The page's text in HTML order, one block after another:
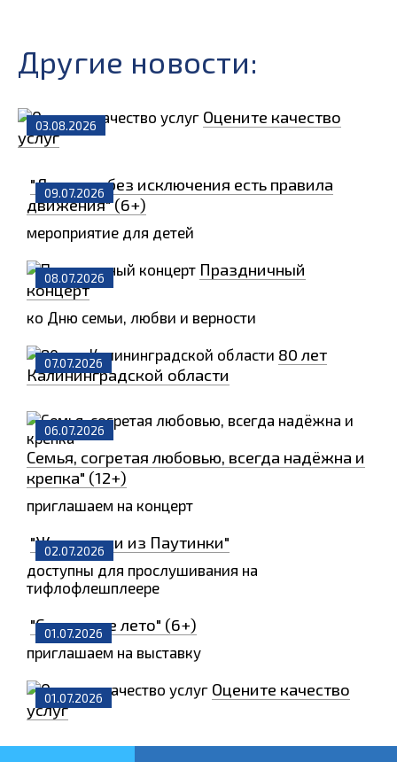
Другие новости:
03.08.2026
Оцените качество
услуг
09.07.2026
"Для всех без исключения есть правила
движения" (6+)
мероприятие для детей
08.07.2026
Праздничный
концерт
ко Дню семьи, любви и верности
07.07.2026
80 лет
Калининградской области
06.07.2026
Семья, согретая любовью, всегда надёжна и
крепка" (12+)
приглашаем на концерт
02.07.2026
"Животинки из Паутинки"
доступны для прослушивания на
тифлофлешплеере
01.07.2026
"Солнечное лето" (6+)
приглашаем на выставку
01.07.2026
Оцените качество
услуг